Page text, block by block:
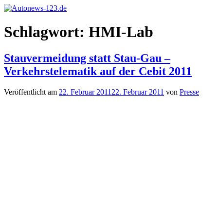
Zum
springen
Autonews-
123.de
Autonews
mit
Schlagwort: HMI-Lab
Stauvermeidung statt Stau-Gau –
Verkehrstelematik auf der Cebit 2011
Veröffentlicht am 22. Februar 2011 22. Februar 2011 von Presse